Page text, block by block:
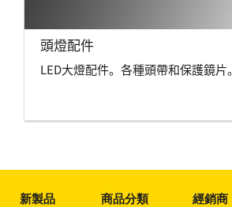
頭燈配件
LED大燈配件。各種頭帶和保護鏡片。
新製品 商品分類 經銷商